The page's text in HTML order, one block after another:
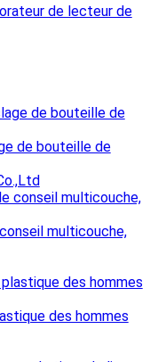
de lecteur de
de bouteille de
multicouche,
des hommes